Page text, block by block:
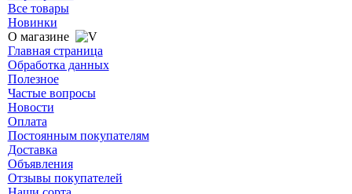
Все товары
Новинки
О магазине
Главная страница
Обработка данных
Полезное
Частые вопросы
Новости
Оплата
Постоянным покупателям
Доставка
Объявления
Отзывы покупателей